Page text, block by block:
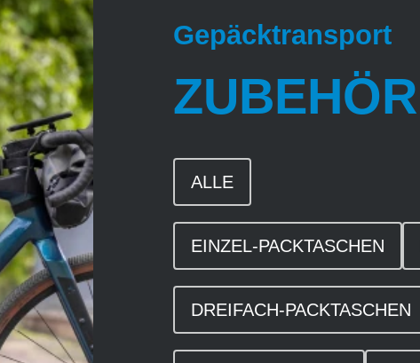
Gepäcktransport
ZUBEHÖR
ALLE
EINZEL-PACKTASCHEN
DREIFACH-PACKTASCHEN